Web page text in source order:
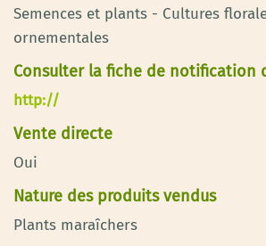
Semences et plants - Cultures
ornementales
Consulter la fiche de notification
http://
Vente directe
Oui
Nature des produits vendus
Plants maraîchers